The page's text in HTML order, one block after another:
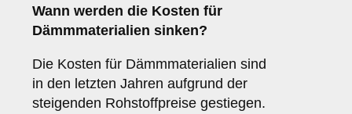
Wann werden die Kosten für
Dämmmaterialien sinken?
Die Kosten für Dämmmaterialien sind
in den letzten Jahren aufgrund der
steigenden Rohstoffpreise gestiegen.